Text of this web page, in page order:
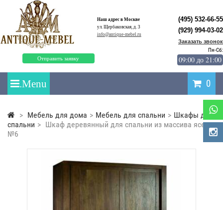
Наш адрес в Москве
ул. Щербаковская, д. 3
info@antique-mebel.ru
Отправить заявку
(495) 532-66-55
(929) 994-03-02
Заказать звонок
Пн-Сб:
09:00 до 21:00
0
> Мебель для дома > Мебель для спальни > Шкафы для
спальни > Шкаф деревянный для спальни из массива ясеня
№6